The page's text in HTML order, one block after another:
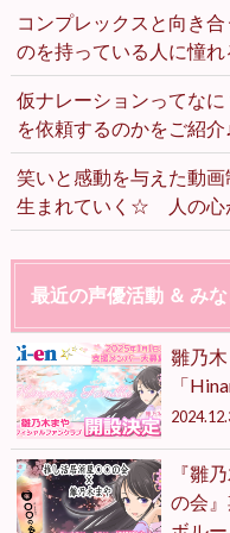
コンプレックスと向き
のを持っている人に憧
仮ナレーションってな
を依頼するのかをご紹介
笑いと感動を与えた動
生まれていく☆ 人の心
最近の声優活動 ＆ み
雛乃
「
『雛
の会